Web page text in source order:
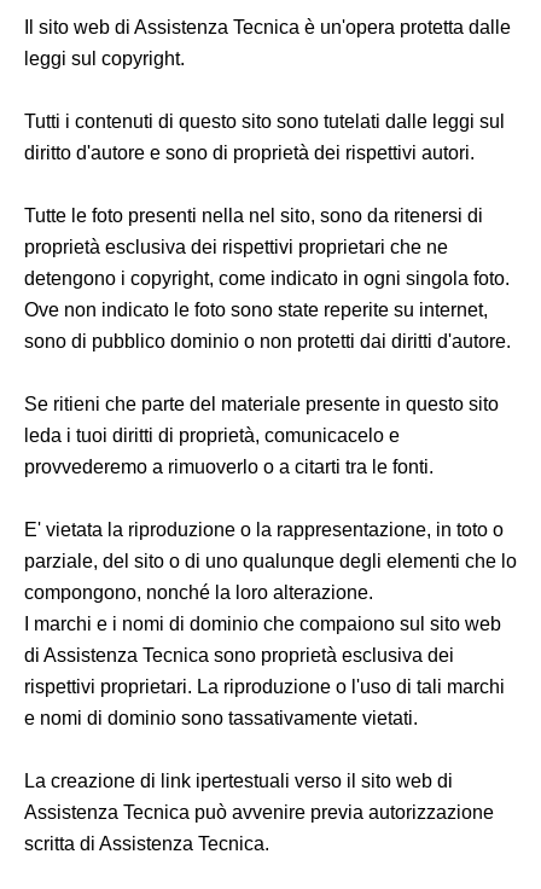
Il sito web di Assistenza Tecnica è un'opera protetta dalle
leggi sul copyright.
Tutti i contenuti di questo sito sono tutelati dalle leggi sul
diritto d'autore e sono di proprietà dei rispettivi autori.
Tutte le foto presenti nella nel sito, sono da ritenersi di
proprietà esclusiva dei rispettivi proprietari che ne
detengono i copyright, come indicato in ogni singola foto.
Ove non indicato le foto sono state reperite su internet,
sono di pubblico dominio o non protetti dai diritti d'autore.
Se ritieni che parte del materiale presente in questo sito
leda i tuoi diritti di proprietà, comunicacelo e
provvederemo a rimuoverlo o a citarti tra le fonti.
E' vietata la riproduzione o la rappresentazione, in toto o
parziale, del sito o di uno qualunque degli elementi che lo
compongono, nonché la loro alterazione.
I marchi e i nomi di dominio che compaiono sul sito web
di Assistenza Tecnica sono proprietà esclusiva dei
rispettivi proprietari. La riproduzione o l'uso di tali marchi
e nomi di dominio sono tassativamente vietati.
La creazione di link ipertestuali verso il sito web di
Assistenza Tecnica può avvenire previa autorizzazione
scritta di Assistenza Tecnica.